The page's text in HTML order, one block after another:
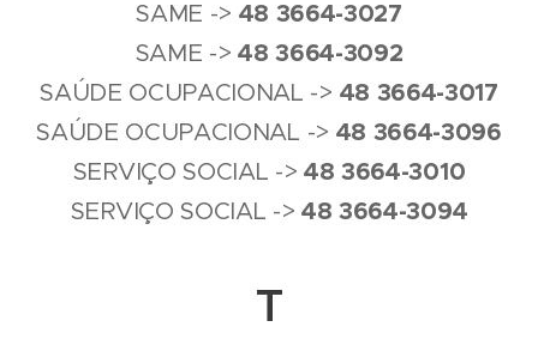
SAME -> 48 3664-3027
SAME -> 483664-3092
SAÚDE OCUPACIONAL -> 48 3664-3017
SAÚDE OCUPACIONAL -> 48 3664-3096
SERVIÇO SOCIAL ->483664-3010
SERVIÇO SOCIAL -> 483664-3094
T